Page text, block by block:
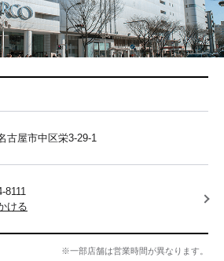
古屋市中区栄3-29-1
8111
ける
※一部店舗は営業時間が異なります。